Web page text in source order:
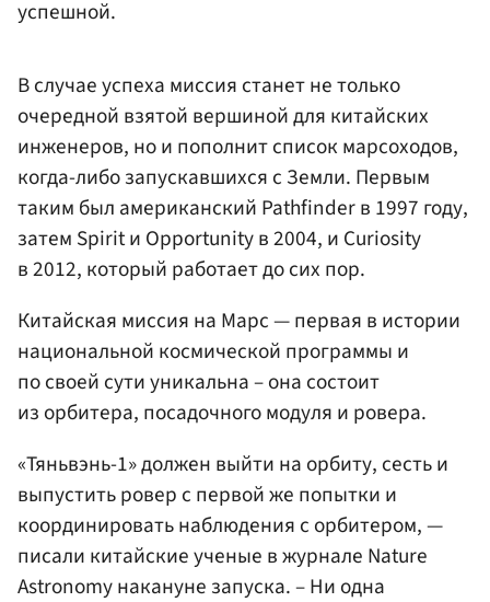
успешной.
В случае успеха миссия станет не только
очередной взятой вершиной для китайских
инженеров, но и пополнит список марсоходов,
когда-либо запускавшихся с Земли. Первым
таким был американский Pathfinder в 1997 году,
затем Spirit и Opportunity в 2004, и Curiosity
в 2012, который работает до сих пор.
Китайская миссия на Марс — первая в истории
национальной космической программы и
по своей сути уникальна – она состоит
из орбитера, посадочного модуля и ровера.
«Тяньвэнь-1» должен выйти на орбиту, сесть и
выпустить ровер с первой же попытки и
координировать наблюдения с орбитером, —
писали китайские ученые в журнале Nature
Astronomy накануне запуска. – Ни одна